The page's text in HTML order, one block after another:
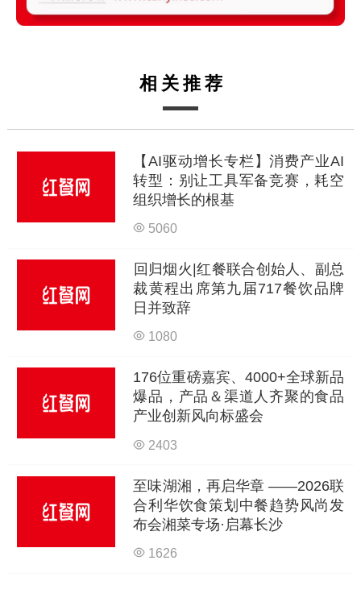
相关推荐
【AI驱动增长专栏】消费产业AI
转型：别让工具军备竞赛，耗空
组织增长的根基
5060
回归烟火|红餐联合创始人、副总
裁黄程出席第九届717餐饮品牌
日并致辞
1080
176位重磅嘉宾、4000+全球新品
爆品，产品＆渠道人齐聚的食品
产业创新风向标盛会
2403
至味湖湘，再启华章 ——2026联
合利华饮食策划中餐趋势风尚发
布会湘菜专场·启幕长沙
1626